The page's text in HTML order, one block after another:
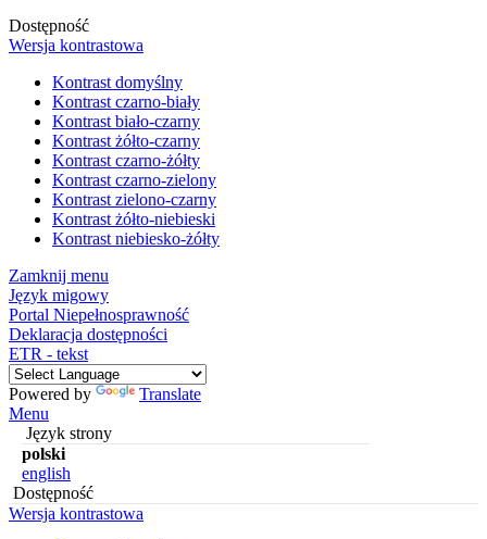
Dostępność
Wersja kontrastowa
Kontrast domyślny
Kontrast czarno-biały
Kontrast biało-czarny
Kontrast żółto-czarny
Kontrast czarno-żółty
Kontrast czarno-zielony
Kontrast zielono-czarny
Kontrast żółto-niebieski
Kontrast niebiesko-żółty
Zamknij menu
Język migowy
Portal Niepełnosprawność
Deklaracja dostępności
ETR - tekst
Powered by
Translate
Menu
Język strony
polski
english
Dostępność
Wersja kontrastowa